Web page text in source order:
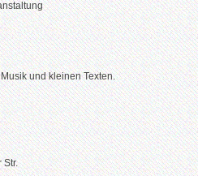
und kleinen Texten.
Str.